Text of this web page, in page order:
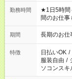
勤務時間
★1日5時間
間のお仕事
庭の都合で
週最低15時
期間 長期のお
特徴 日払いOK /
服装自由 /
ソコンスキ